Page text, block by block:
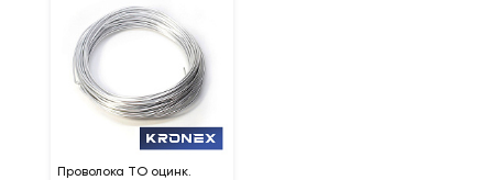
Проволока ТО оцинк.